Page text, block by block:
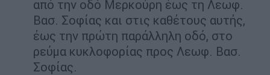
από την οδό Μερκούρη έως τη Λεωφ.
Βασ. Σοφίας και στις καθέτους αυτής,
έως την πρώτη παράλληλη οδό, στο
ρεύμα κυκλοφορίας προς Λεωφ. Βασ.
Σοφίας.